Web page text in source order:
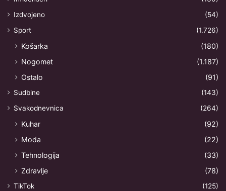
Izdvojeno
(54)
Sport
(1.726)
Košarka
(180)
Nogomet
(1.187)
Ostalo
(91)
Sudbine
(143)
Svakodnevnica
(264)
Kuhar
(92)
Moda
(22)
Tehnologija
(33)
Zdravlje
(78)
TikTok
(125)